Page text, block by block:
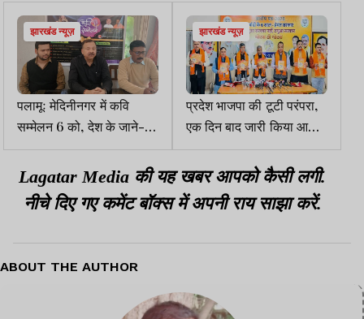
झारखंड न्यूज़
पलामूः मेदिनीनगर में कवि
सम्मेलन 6 को, देश के जाने-
माने कवि लेंगे भाग
झारखंड न्यूज़
प्रदेश भाजपा की टूटी परंपरा,
एक दिन बाद जारी किया आरोप
पत्र
Lagatar Media की यह खबर आपको कैसी लगी.
नीचे दिए गए कमेंट बॉक्स में अपनी राय साझा करें.
ABOUT THE AUTHOR